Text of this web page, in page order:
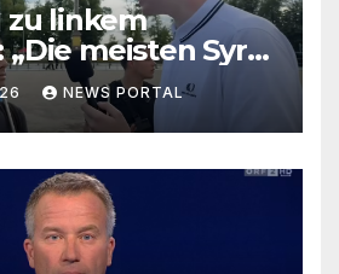
linkem
meisten Syrer
der
NEWS PORTAL